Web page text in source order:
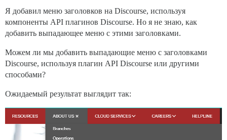
Я добавил меню заголовков на Discourse, используя
компоненты API плагинов Discourse. Но я не знаю, как
добавить выпадающее меню с этими заголовками.
Можем ли мы добавить выпадающие меню с заголовками
Discourse, используя плагин API Discourse или другими
способами?
Ожидаемый результат выглядит так: